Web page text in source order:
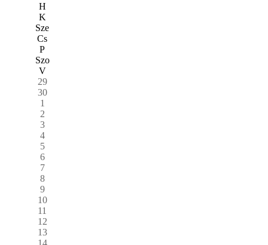
H
K
Sze
Cs
P
Szo
V
29
30
1
2
3
4
5
6
7
8
9
10
11
12
13
14